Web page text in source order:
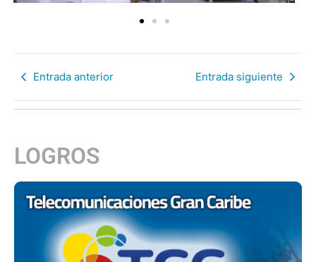
Entrada anterior Entrada siguiente
LOGROS